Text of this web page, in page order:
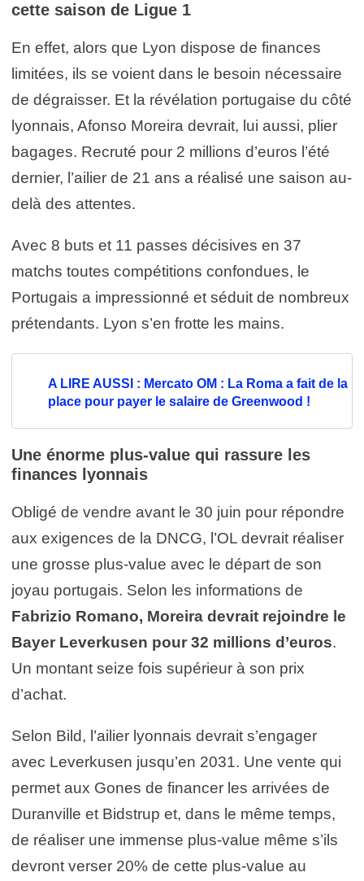
cette saison de Ligue 1
En effet, alors que Lyon dispose de finances
limitées, ils se voient dans le besoin nécessaire
de dégraisser. Et la révélation portugaise du côté
lyonnais, Afonso Moreira devrait, lui aussi, plier
bagages. Recruté pour 2 millions d’euros l’été
dernier, l’ailier de 21 ans a réalisé une saison au-
delà des attentes.
Avec 8 buts et 11 passes décisives en 37
matchs toutes compétitions confondues, le
Portugais a impressionné et séduit de nombreux
prétendants. Lyon s’en frotte les mains.
A LIRE AUSSI : Mercato OM : La Roma a fait de la
place pour payer le salaire de Greenwood !
Une énorme plus-value qui rassure les
finances lyonnais
Obligé de vendre avant le 30 juin pour répondre
aux exigences de la DNCG, l’OL devrait réaliser
une grosse plus-value avec le départ de son
joyau portugais. Selon les informations de
Fabrizio Romano, Moreira devrait rejoindre le
Bayer Leverkusen pour 32 millions d’euros.
Un montant seize fois supérieur à son prix
d’achat.
Selon Bild, l’ailier lyonnais devrait s’engager
avec Leverkusen jusqu’en 2031. Une vente qui
permet aux Gones de financer les arrivées de
Duranville et Bidstrup et, dans le même temps,
de réaliser une immense plus-value même s’ils
devront verser 20% de cette plus-value au